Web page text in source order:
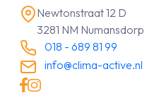
Newtonstraat 12 D
3281 NM Numansdorp
018 - 689 81 99
info@clima-active.nl